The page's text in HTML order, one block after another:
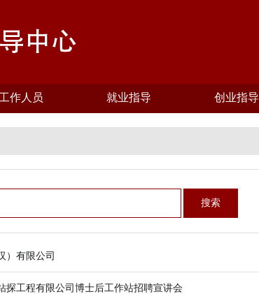
工作人员 就业指导 创业指导
搜索
）有限公司
探工程有限公司博士后工作站招聘宣讲会